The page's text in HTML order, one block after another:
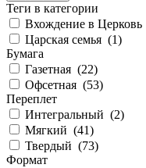
Теги в категории
Вхождение в Церковь
Царская семья (1)
Бумага
Газетная (22)
Офсетная (53)
Переплет
Интегральный (2)
Мягкий (41)
Твердый (73)
Формат